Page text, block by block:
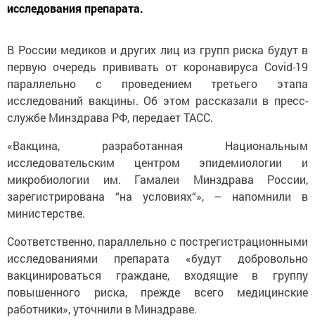
исследования препарата.
В России медиков и других лиц из групп риска будут в
первую очередь прививать от коронавируса Covid-19
параллельно с проведением третьего этапа
исследований вакцины. Об этом рассказали в пресс-
службе Минздрава РФ, передает ТАСС.
«Вакцина, разработанная Национальным
исследовательским центром эпидемиологии и
микробиологии им. Гамалеи Минздрава России,
зарегистрирована “на условиях“», – напомнили в
министерстве.
Соответственно, параллельно с пострегистрационными
исследованиями препарата «будут добровольно
вакцинироваться граждане, входящие в группу
повышенного риска, прежде всего медицинские
работники», уточнили в Минздраве.